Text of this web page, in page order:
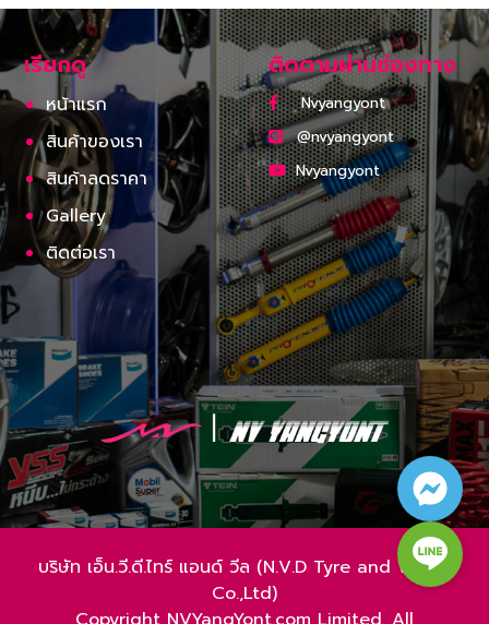
เรียกดู
หน้าแรก
สินค้าของเรา
สินค้าลดราคา
Gallery
ติดต่อเรา
ติดตามผ่านช่องทาง
Nvyangyont
@nvyangyont
Nvyangyont
บริษัท เอ็น.วี.ดี.ไทร์ แอนด์ วีล (N.V.D Tyre and Wheel
Co.,Ltd)